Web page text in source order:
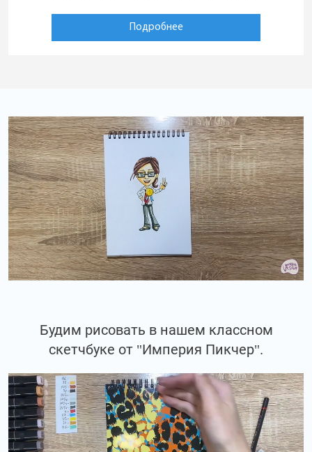
Подробнее
Будим рисовать в нашем классном
скетчбуке от "Империя Пикчер".